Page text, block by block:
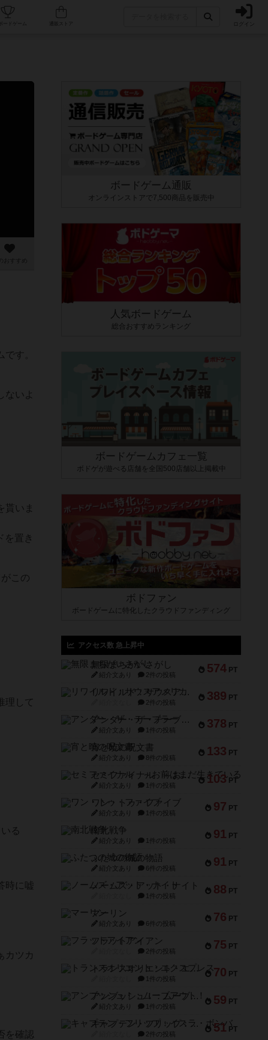
人気ボードゲーム ログイン
おすすめ
す。
いよ
貰いま
を置き
この
理して
る
時に嘘
カツカ
を確認
ボードゲーム通販
オンラインストアで7,500商品を販売中
人気ボードゲーム
総合おすすめランキング
ボードゲームカフェ一覧
ボドゲが遊べる店舗を全国500店舗以上掲載中
ボドファン
ボードゲームに特化したクラウドファンディング
アクセス数 急上昇中
574 PT
無限まちがいさがし
紹介文あり 2件の投稿
389 PT
リワイルド：サウスアメリカ
2件の投稿
378 PT
アンダー・ザ・テーブラー
紹介文あり 1件の投稿
133 PT
宵と暁の呪文書
紹介文あり 8件の投稿
103 PT
セミファイナル ～お前はまだ生きている～
紹介文あり 1件の投稿
97 PT
ワン・トゥ・ファイブ
紹介文あり 1件の投稿
91 PT
南北戦争
紹介文あり 1件の投稿
91 PT
ふたつの城の物語
紹介文あり 6件の投稿
88 PT
ノームズ・アット・ナイト
1件の投稿
76 PT
マーリン
紹介文あり 6件の投稿
75 PT
フラットアイアン
2件の投稿
70 PT
トランスオリエント・エクスプレス
1件の投稿
59 PT
アンブッシュ！：ムーブアウト！
紹介文あり 1件の投稿
51 PT
キャプテン・フリップ：イスラ・ボンバ
2件の投稿